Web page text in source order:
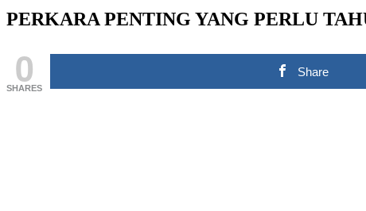
PERKARA PENTING YANG PERLU
0
SHARES
Share